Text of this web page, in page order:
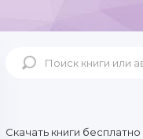
Скачать книги бесплатно